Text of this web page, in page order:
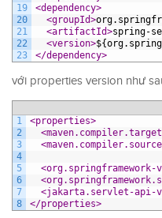
19
20
21
22
23
<dependency>
<groupId>
<artifactId>spring-
<version>
</dependency>
với properties version như
1
2
3
4
5
6
7
8
<properties>
<org.springframework-
<jakarta.servlet-api-
</properties>